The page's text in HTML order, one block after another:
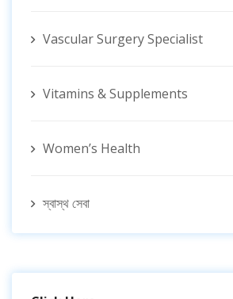
Vascular Surgery Specialist
Vitamins & Supplements
Women’s Health
স্বাস্থ সেবা